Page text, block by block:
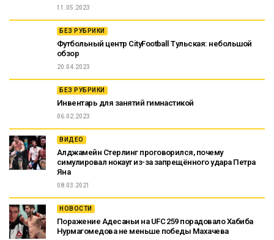
11.05.2023
БЕЗ РУБРИКИ
Футбольный центр CityFootball Тульская: небольшой
обзор
20.04.2023
БЕЗ РУБРИКИ
Инвентарь для занятий гимнастикой
06.02.2023
ВИДЕО
Алджамейн Стерлинг проговорился, почему
симулировал нокаут из-за запрещённого удара Петра
Яна
08.03.2021
НОВОСТИ
Поражение Адесаньи на UFC 259 порадовало Хабиба
Нурмагомедова не меньше победы Махачева